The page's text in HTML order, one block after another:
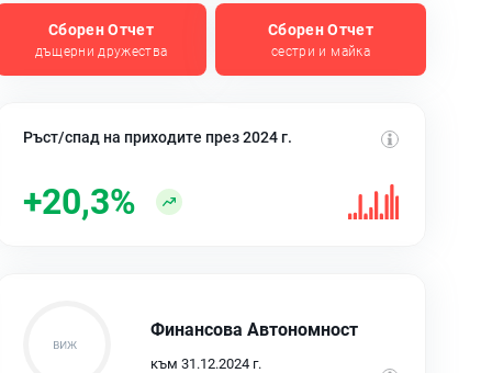
Сборен Отчет
дъщерни дружества
Сборен Отчет
сестри и майка
Ръст/спад на приходите през 2024 г.
+20,3%
Финансова Автономност
към 31.12.2024 г.